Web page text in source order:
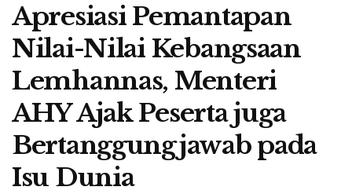
Apresiasi Pemantapan
Nilai-Nilai Kebangsaan
Lemhannas, Menteri
AHY Ajak Peserta juga
Bertanggungjawab pada
Isu Dunia